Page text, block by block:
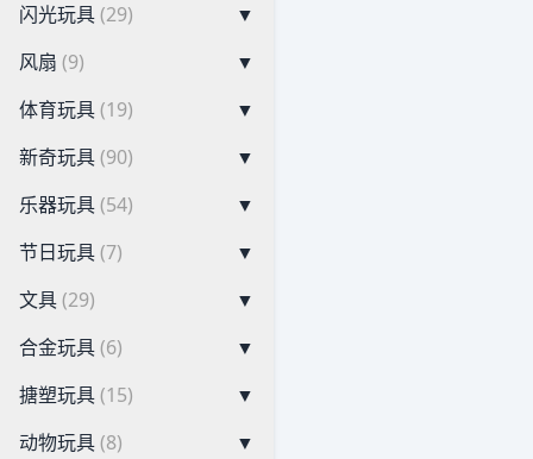
闪光玩具(29)
▼
风扇 (9)
▼
体育玩具(19)
▼
新奇玩具(90)
▼
乐器玩具(54)
▼
节日玩具(7)
▼
文具(29)
▼
合金玩具(6)
▼
搪塑玩具(15)
▼
动物玩具(8)
▼